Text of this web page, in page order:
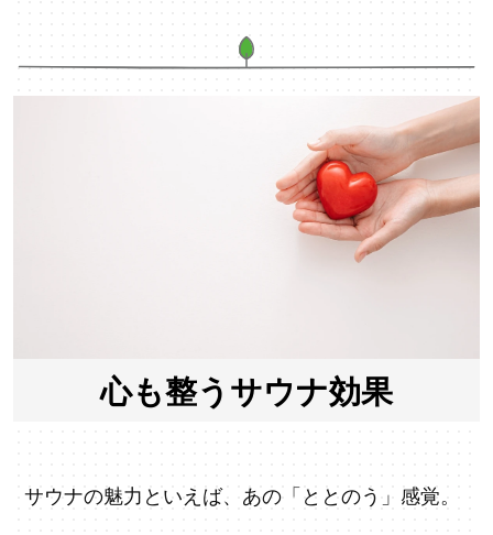
心も整うサウナ効果
サウナの魅力といえば、あの「ととのう」感覚。